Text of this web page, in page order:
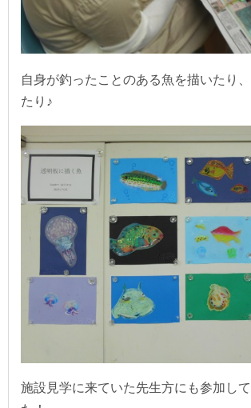
自身が釣ったことのある魚を描いたり
たり♪
施設見学に来ていた先生方にも参加し